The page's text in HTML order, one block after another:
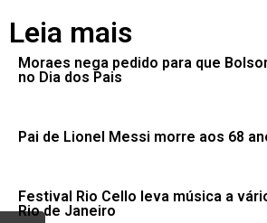
Leia mais
Moraes nega pedido para que
no Dia dos Pais
Pai de Lionel Messi morre aos 68
Festival Rio Cello leva música a
Rio de Janeiro